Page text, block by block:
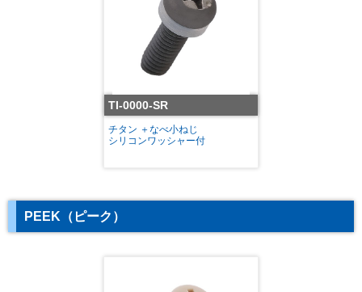
TI-0000-SR
チタン ＋なべ小ねじ
シリコンワッシャー付
PEEK（ピーク）